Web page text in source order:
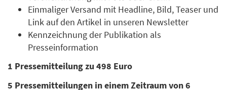
Einmaliger Versand mit Headline, Bild, Teaser und
Link auf den Artikel in unseren Newsletter
Kennzeichnung der Publikation als
Presseinformation
1 Pressemitteilung zu 498 Euro
5 Pressemitteilungen in einem Zeitraum von 6